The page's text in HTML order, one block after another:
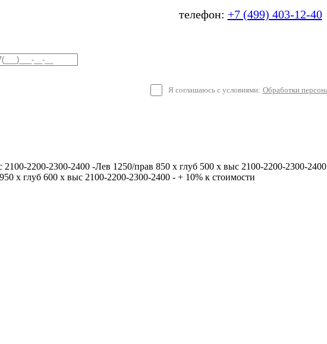
телефон: +7 (499) 403-12-40
Я соглашаюсь с условиями: Обработки
2200-2300-2400 -Лев 1250/прав 850 х глуб 500 х выс 2100-2200-2300-
х глуб 600 х выс 2100-2200-2300-2400 - + 10% к стоимости